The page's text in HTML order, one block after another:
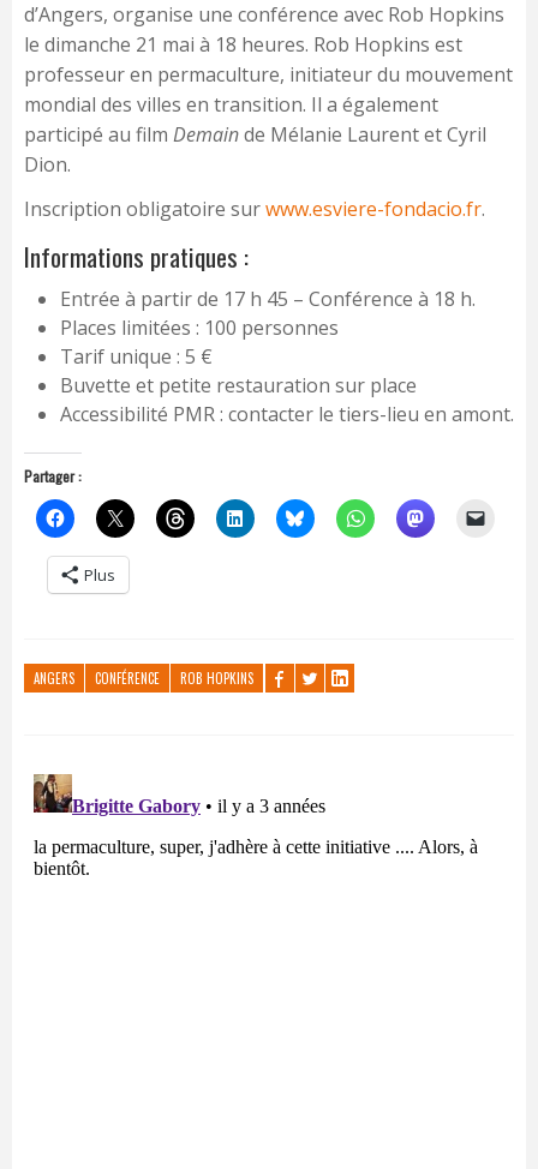
d’Angers, organise une conférence avec Rob Hopkins
le dimanche 21 mai à 18 heures. Rob Hopkins est
professeur en permaculture, initiateur du mouvement
mondial des villes en transition. Il a également
participé au film Demainde Mélanie Laurent et Cyril
Dion.
Inscription obligatoire surwww.esviere-fondacio.fr.
Informations pratiques :
Entrée à partir de 17 h 45 – Conférence à 18 h.
Places limitées : 100 personnes
Tarif unique : 5 €
Buvette et petite restauration sur place
Accessibilité PMR : contacter le tiers-lieu en amont.
Partager :
Plus
ANGERS CONFÉRENCE ROB HOPKINS